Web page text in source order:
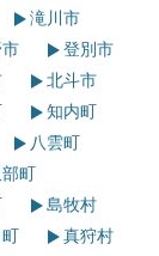
滝川市
登別市
北斗市
知内町
八雲町
部町
島牧村
真狩村